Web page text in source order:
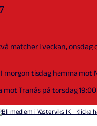
matcher i veckan, onsdag
morgon tisdag hemma mot
mot Tranås på torsdag 19:00